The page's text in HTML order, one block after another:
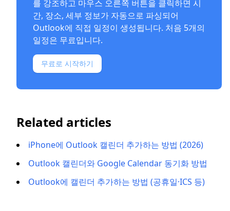
를 강조하고 마우스 오른쪽 버튼을 클릭하면 시
간, 장소, 세부 정보가 자동으로 파싱되어
Outlook에 직접 일정이 생성됩니다. 처음 5개의
일정은 무료입니다.
무료로 시작하기
Related articles
iPhone에 Outlook 캘린더 추가하는 방법 (2026)
Outlook 캘린더와 Google Calendar 동기화 방법
Outlook에 캘린더 추가하는 방법 (공휴일·ICS 등)